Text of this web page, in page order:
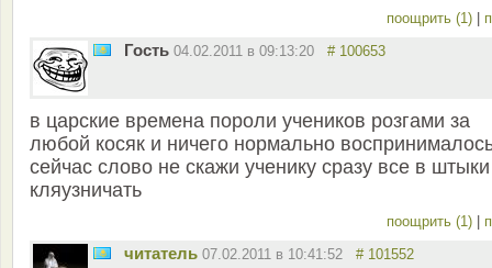
поощрить (1)
Гость 04.02.2011 в 09:13:20 # 100653
в царские времена пороли учеников розгами за
любой косяк и ничего нормально
сейчас слово не скажи ученику сразу все в
кляузничать
поощрить (1)
читатель 07.02.2011 в 10:41:52 # 101552